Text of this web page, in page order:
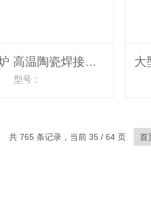
气氛升降炉 高温陶瓷焊接升降电炉
型号：
共 765 条记录，当前 35 / 64 页 首